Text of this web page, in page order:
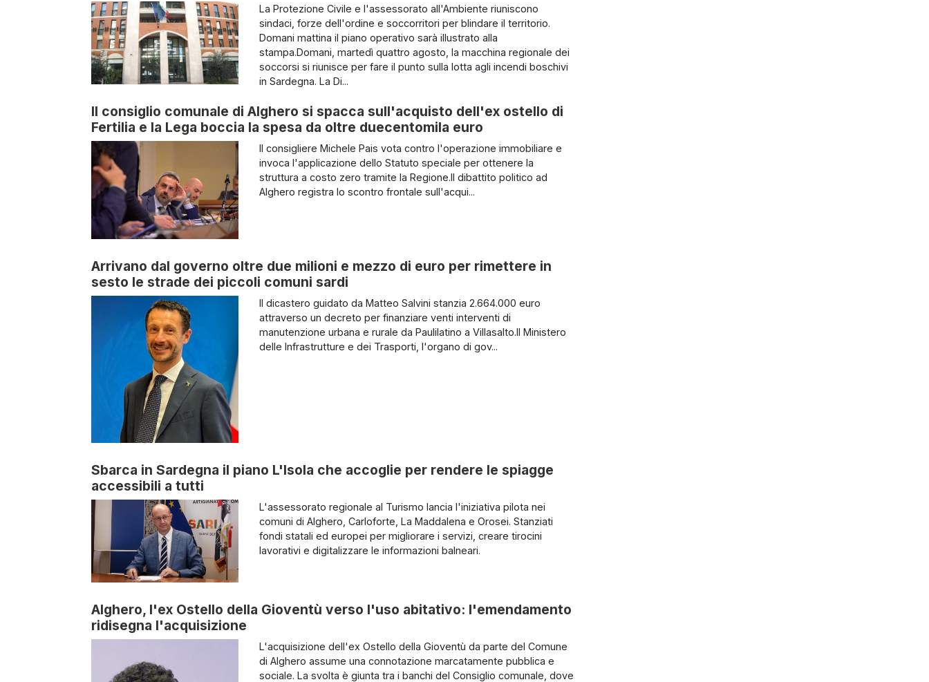
La Protezione Civile e l'assessorato all'Ambiente riuniscono
sindaci, forze dell'ordine e soccorritori per blindare il territorio.
Domani mattina il piano operativo sarà illustrato alla
stampa.Domani, martedì quattro agosto, la macchina regionale dei
soccorsi si riunisce per fare il punto sulla lotta agli incendi boschivi
in Sardegna. La Di...
Il consiglio comunale di Alghero si spacca sull'acquisto dell'ex ostello di
Fertilia e la Lega boccia la spesa da oltre duecentomila euro
Il consigliere Michele Pais vota contro l'operazione immobiliare e
invoca l'applicazione dello Statuto speciale per ottenere la
struttura a costo zero tramite la Regione.Il dibattito politico ad
Alghero registra lo scontro frontale sull'acqui...
Arrivano dal governo oltre due milioni e mezzo di euro per rimettere in
sesto le strade dei piccoli comuni sardi
Il dicastero guidato da Matteo Salvini stanzia 2.664.000 euro
attraverso un decreto per finanziare venti interventi di
manutenzione urbana e rurale da Paulilatino a Villasalto.Il Ministero
delle Infrastrutture e dei Trasporti, l'organo di gov...
Sbarca in Sardegna il piano L'Isola che accoglie per rendere le spiagge
accessibili a tutti
L'assessorato regionale al Turismo lancia l'iniziativa pilota nei
comuni di Alghero, Carloforte, La Maddalena e Orosei. Stanziati
fondi statali ed europei per migliorare i servizi, creare tirocini
lavorativi e digitalizzare le informazioni balneari.
Alghero, l'ex Ostello della Gioventù verso l'uso abitativo: l'emendamento
ridisegna l'acquisizione
L'acquisizione dell'ex Ostello della Gioventù da parte del Comune
di Alghero assume una connotazione marcatamente pubblica e
sociale. La svolta è giunta tra i banchi del Consiglio comunale, dove